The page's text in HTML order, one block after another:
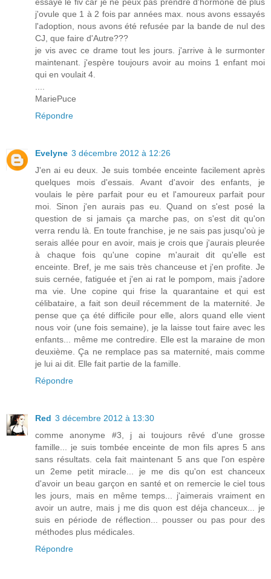
j'ovule que 1 à 2 fois par années max. nous avons essayés
l'adoption, nous avons été refusée par la bande de nul des
CJ, que faire d'Autre???
je vis avec ce drame tout les jours. j'arrive à le surmonter
maintenant. j'espère toujours avoir au moins 1 enfant moi
qui en voulait 4.
MariePuce
Répondre
Evelyne 3 décembre 2012 à 12:26
J'en ai eu deux. Je suis tombée enceinte facilement après
quelques mois d'essais. Avant d'avoir des enfants, je
voulais le père parfait pour eu et l'amoureux parfait pour
moi. Sinon j'en aurais pas eu. Quand on s'est posé la
question de si jamais ça marche pas, on s'est dit qu'on
verra rendu là. En toute franchise, je ne sais pas jusqu'où je
serais allée pour en avoir, mais je crois que j'aurais pleurée
à chaque fois qu'une copine m'aurait dit qu'elle est
enceinte. Bref, je me sais très chanceuse et j'en profite. Je
suis cernée, fatiguée et j'en ai rat le pompom, mais j'adore
ma vie. Une copine qui frise la quarantaine et qui est
célibataire, a fait son deuil récemment de la maternité. Je
pense que ça été difficile pour elle, alors quand elle vient
nous voir (une fois semaine), je la laisse tout faire avec les
enfants... même me contredire. Elle est la maraine de mon
deuxième. Ça ne remplace pas sa maternité, mais comme
je lui ai dit. Elle fait partie de la famille.
Répondre
Red 3 décembre 2012 à 13:30
comme anonyme #3, j ai toujours rêvé d'une grosse
famille... je suis tombée enceinte de mon fils apres 5 ans
sans résultats. cela fait maintenant 5 ans que l'on espère
un 2eme petit miracle... je me dis qu'on est chanceux
d'avoir un beau garçon en santé et on remercie le ciel tous
les jours, mais en même temps... j'aimerais vraiment en
avoir un autre, mais j me dis quon est déja chanceux... je
suis en période de réflection... pousser ou pas pour des
méthodes plus médicales.
Répondre